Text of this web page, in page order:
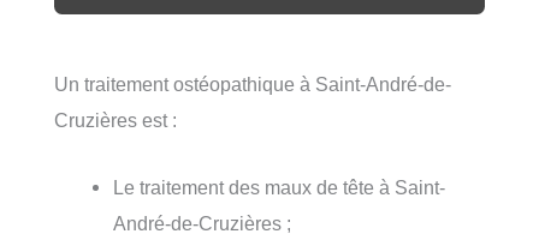
Un traitement ostéopathique à Saint-André-de-
Cruzières est :
Le traitement des maux de tête à Saint-
André-de-Cruzières ;